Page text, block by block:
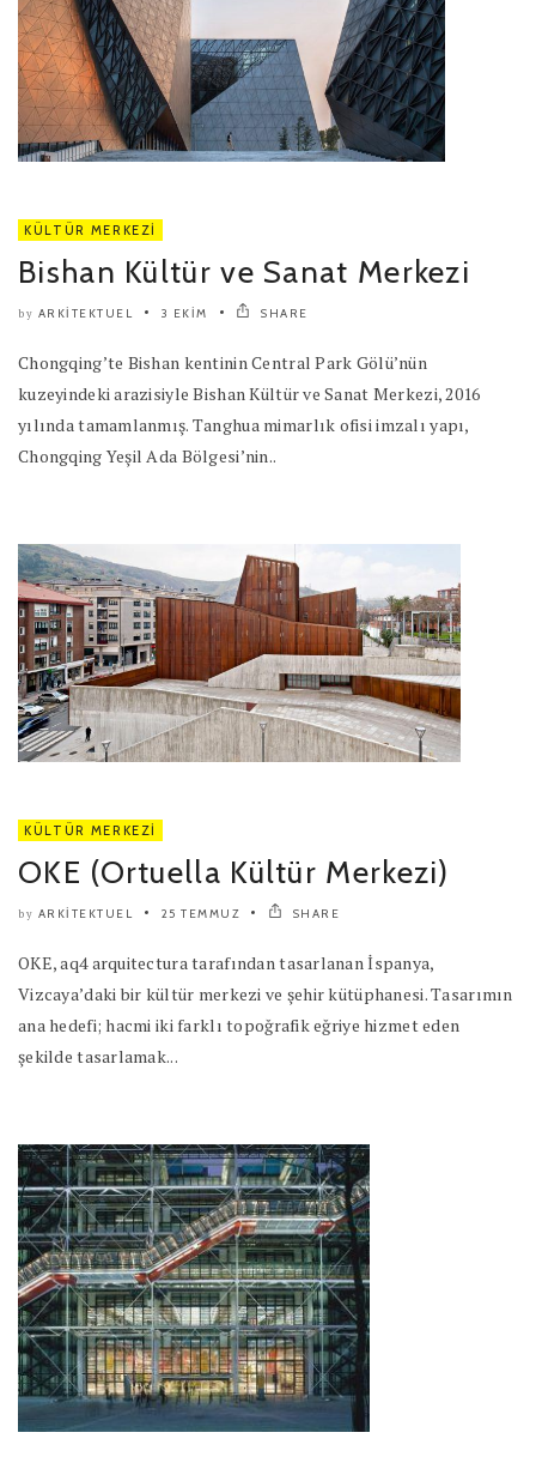
KÜLTÜR MERKEZI
Bishan Kültür ve Sanat Merkezi
by ARKITEKTUEL 3 EKIM SHARE
Chongqing’te Bishan kentinin Central Park Gölü’nün
kuzeyindeki arazisiyle Bishan Kültür ve Sanat Merkezi, 2016
yılında tamamlanmış. Tanghua mimarlık ofisi imzalı yapı,
Chongqing Yeşil Ada Bölgesi’nin..
KÜLTÜR MERKEZI
OKE (Ortuella Kültür Merkezi)
by ARKITEKTUEL 25 TEMMUZ SHARE
OKE, aq4 arquitectura tarafından tasarlanan İspanya,
Vizcaya’daki bir kültür merkezi ve şehir kütüphanesi. Tasarımın
ana hedefi; hacmi iki farklı topoğrafik eğriye hizmet eden
şekilde tasarlamak...